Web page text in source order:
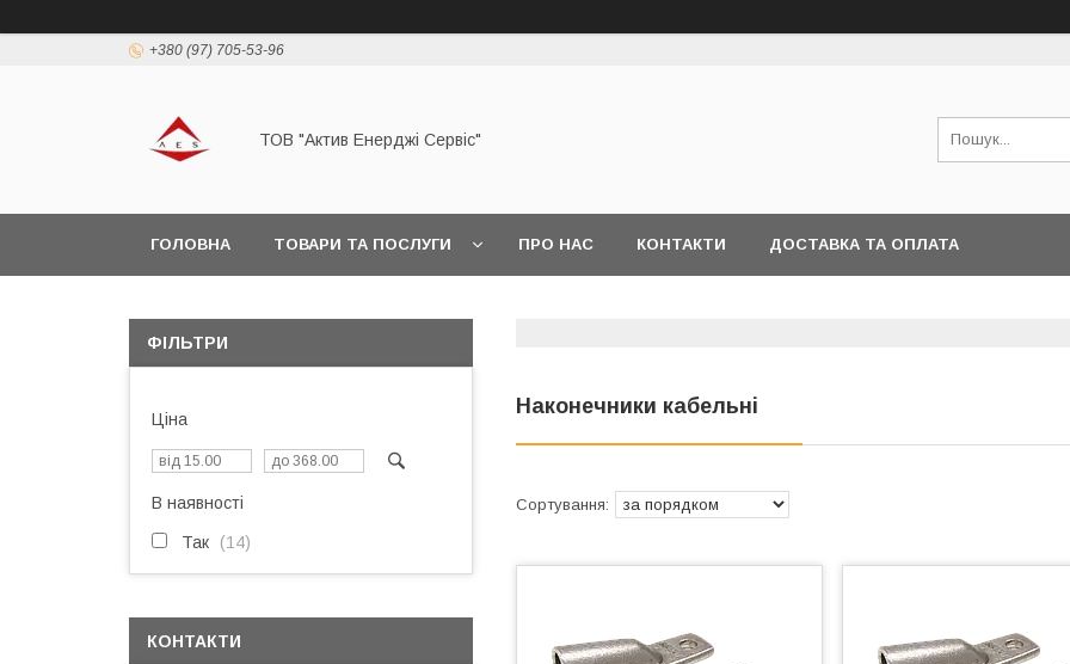
+380 (97) 705-53-96
ТОВ "Актив Енерджі Сервіс"
ГОЛОВНА ТОВАРИ ТА ПОСЛУГИ ПРО НАС КОНТАКТИ ДОСТАВКА ТА ОПЛАТА
Наконечники кабельні
ФІЛЬТРИ
Ціна
В наявності
Так 14
КОНТАКТИ